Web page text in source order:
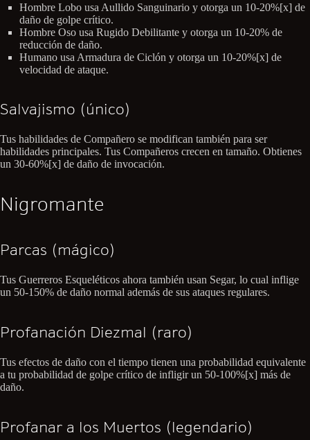
Hombre Lobo usa Aullido Sanguinario y otorga un 10-20%[x] de
daño de golpe crítico.
Hombre Oso usa Rugido Debilitante y otorga un 10-20% de
reducción de daño.
Humano usa Armadura de Ciclón y otorga un 10-20%[x] de
velocidad de ataque.
Salvajismo (único)
Tus habilidades de Compañero se modifican también para ser
habilidades principales. Tus Compañeros crecen en tamaño. Obtienes
un 30-60%[x] de daño de invocación.
Nigromante
Parcas (mágico)
Tus Guerreros Esqueléticos ahora también usan Segar, lo cual inflige
un 50-150% de daño normal además de sus ataques regulares.
Profanación Diezmal (raro)
Tus efectos de daño con el tiempo tienen una probabilidad equivalente
a tu probabilidad de golpe crítico de infligir un 50-100%[x] más de
daño.
Profanar a los Muertos (legendario)